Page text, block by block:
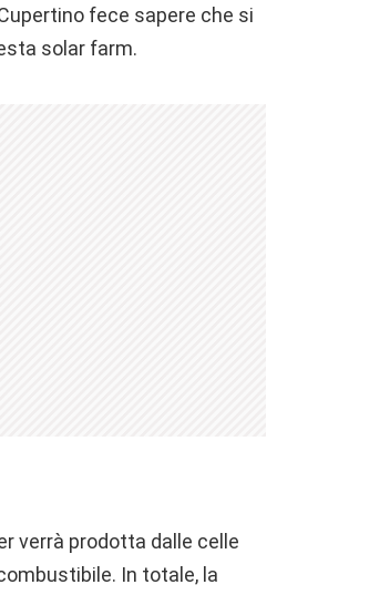
fece sapere che si
solar farm.
verrà prodotta dalle celle
In totale, la